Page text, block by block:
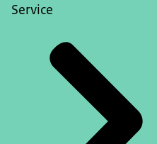
Service